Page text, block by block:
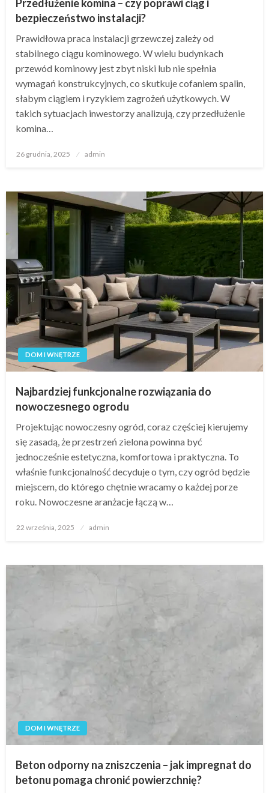
Przedłużenie komina – czy poprawi ciąg i
bezpieczeństwo instalacji?
Prawidłowa praca instalacji grzewczej zależy od
stabilnego ciągu kominowego. W wielu budynkach
przewód kominowy jest zbyt niski lub nie spełnia
wymagań konstrukcyjnych, co skutkuje cofaniem spalin,
słabym ciągiem i ryzykiem zagrożeń użytkowych. W
takich sytuacjach inwestorzy analizują, czy przedłużenie
komina…
Opublikowane
26 grudnia, 2025 admin
DOM I WNĘTRZE
Najbardziej funkcjonalne rozwiązania do
nowoczesnego ogrodu
Projektując nowoczesny ogród, coraz częściej kierujemy
się zasadą, że przestrzeń zielona powinna być
jednocześnie estetyczna, komfortowa i praktyczna. To
właśnie funkcjonalność decyduje o tym, czy ogród będzie
miejscem, do którego chętnie wracamy o każdej porze
roku. Nowoczesne aranżacje łączą w…
Opublikowane
22 września, 2025 admin
DOM I WNĘTRZE
Beton odporny na zniszczenia – jak impregnat do
betonu pomaga chronić powierzchnię?